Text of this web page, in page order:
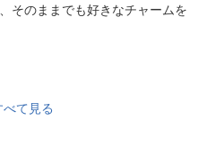
そのままでも好きなチャームを
べて見る